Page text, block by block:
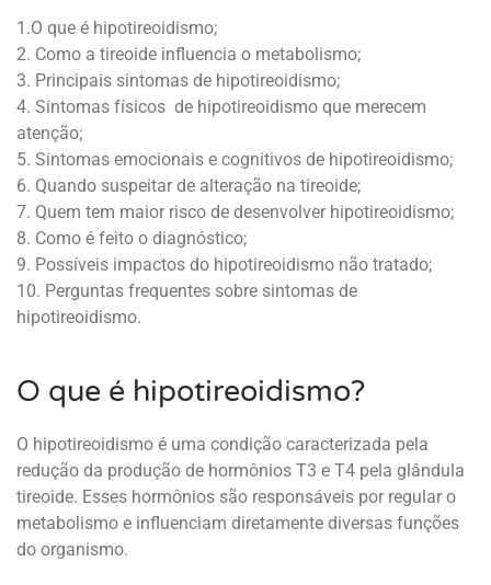
1.O que é hipotireoidismo;
2. Como a tireoide influencia o metabolismo;
3. Principais sintomas de hipotireoidismo;
4. Sintomas físicos de hipotireoidismo que merecem
atenção;
5. Sintomas emocionais e cognitivos de hipotireoidismo;
6. Quando suspeitar de alteração na tireoide;
7. Quem tem maior risco de desenvolver hipotireoidismo;
8. Como é feito o diagnóstico;
9. Possíveis impactos do hipotireoidismo não tratado;
10. Perguntas frequentes sobre sintomas de
hipotireoidismo.
O que é hipotireoidismo?
O hipotireoidismo é uma condição caracterizada pela
redução da produção de hormônios T3 e T4 pela glândula
tireoide. Esses hormônios são responsáveis por regular o
metabolismo e influenciam diretamente diversas funções
do organismo.